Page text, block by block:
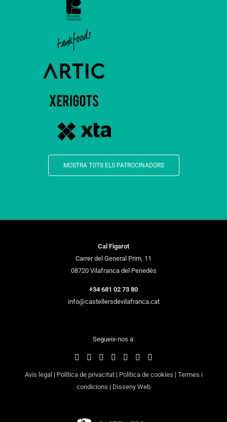
MOSTRA TOTS ELS PATROCINADORS
Cal Figarot
Carrer del General Prim, 11
08720 Vilafranca del Penedès
+34 681 02 73 80
info@castellersdevilafranca.cat
Segueix-nos a:
Avís legal | Política de privacitat| Política de cookies | Termes i
condicions | Disseny Web